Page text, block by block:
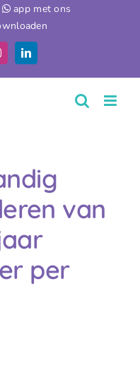
app met ons
LinkedIn
van
per